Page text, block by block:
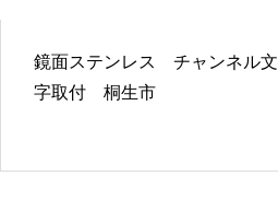
鏡面ステンレス チャンネル文
字取付 桐生市